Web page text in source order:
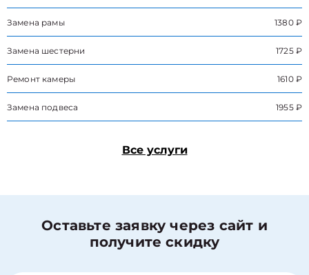
Замена рамы 1380 ₽
Замена шестерни 1725 ₽
Ремонт камеры 1610 ₽
Замена подвеса 1955 ₽
Все услуги
Оставьте заявку через сайт и
получите скидку